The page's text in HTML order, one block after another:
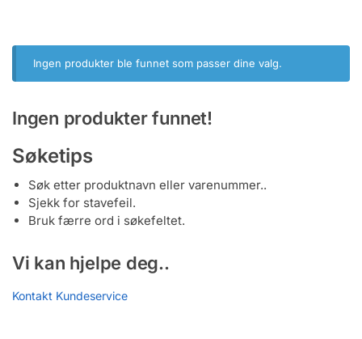
Ingen produkter ble funnet som passer dine valg.
Ingen produkter funnet!
Søketips
Søk etter produktnavn eller varenummer..
Sjekk for stavefeil.
Bruk færre ord i søkefeltet.
Vi kan hjelpe deg..
Kontakt Kundeservice